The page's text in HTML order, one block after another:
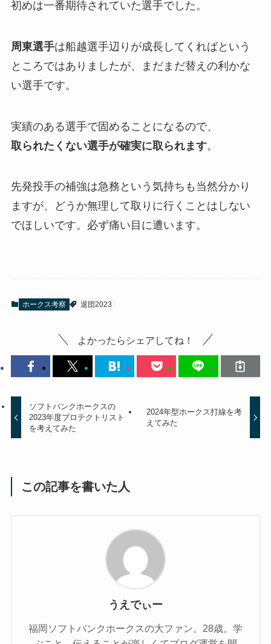
初めは一番期待されていた選手でした。
周東選手は船越選手辺りが成長してくればという
ところではありましたが、まだまだ替えの利かな
い選手です。
実績のある選手で固めることになるので、
取られたくない選手が確実に取られます。
先発投手の補強は急務という気持ちも当然分かり
ますが、どうか無理して取りに行くことはしない
でほしいです。必ず痛い目に遭います。
ホークス考察 退団2023
よかったらシェアしてね！
ソフトバンクホークスの
2023年度プロテクトリスト
を考えてみた
2024年型ホークス打線を考
えてみた
この記事を書いた人
うえでぃー
福岡ソフトバンクホークスの大ファン。28歳。学